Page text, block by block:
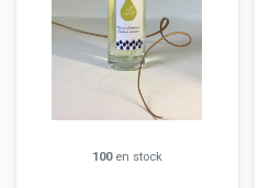
100en stock